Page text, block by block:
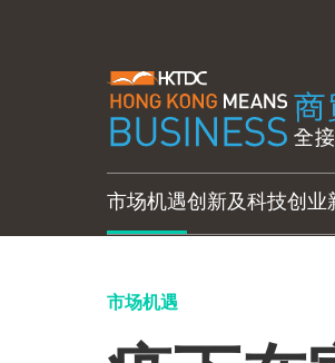
市场机遇创新及科技创业
市场机遇